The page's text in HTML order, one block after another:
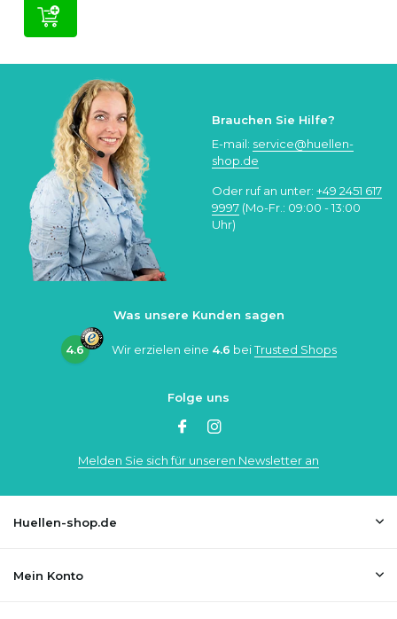
Brauchen Sie Hilfe?
E-mail: service@huellen-
shop.de
Oder ruf an unter: +49 2451 617
9997 (Mo-Fr.: 09:00 - 13:00
Uhr)
Was unsere Kunden sagen
4.6 Wir erzielen eine 4.6 beiTrusted Shops
Folge uns
Melden Sie sich für unseren Newsletter an
Huellen-shop.de
Mein Konto